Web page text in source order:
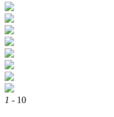
1 - 10